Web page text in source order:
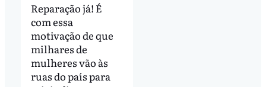
Reparação já! É
com essa
motivação de que
milhares de
mulheres vão às
ruas do país para